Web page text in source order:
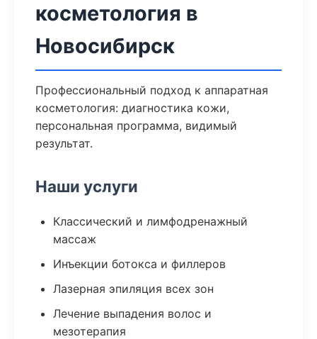
косметология в
Новосибирск
Профессиональный подход к аппаратная
косметология: диагностика кожи,
персональная программа, видимый
результат.
Наши услуги
Классический и лимфодренажный
массаж
Инъекции ботокса и филлеров
Лазерная эпиляция всех зон
Лечение выпадения волос и
мезотерапия